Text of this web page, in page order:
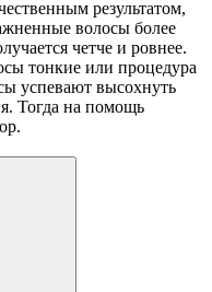
результатом,
волосы более
четче и ровнее.
тонкие или процедура
успевают высохнуть
Тогда на помощь